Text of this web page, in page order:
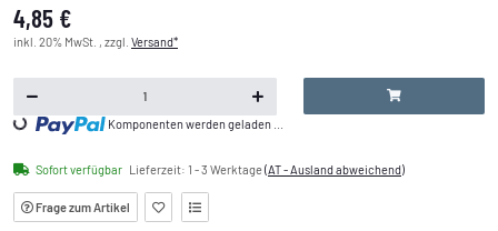
4,85 €
inkl. 20% MwSt. , zzgl. Versand*
Loading... Komponenten werden geladen ...
Sofort verfügbar Lieferzeit: 1 - 3 Werktage(AT - Ausland abweichend)
Frage zum Artikel